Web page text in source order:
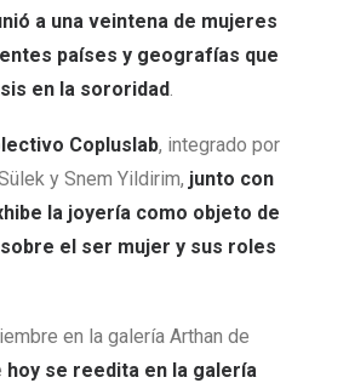
a una veintena de mujeres
países y geografías que
en la sororidad.
Copluslab, integrado por
y Snem Yildirim, junto con
la joyería como objeto de
el ser mujer y sus roles
en la galería Arthan de
hoy se reedita en la galería